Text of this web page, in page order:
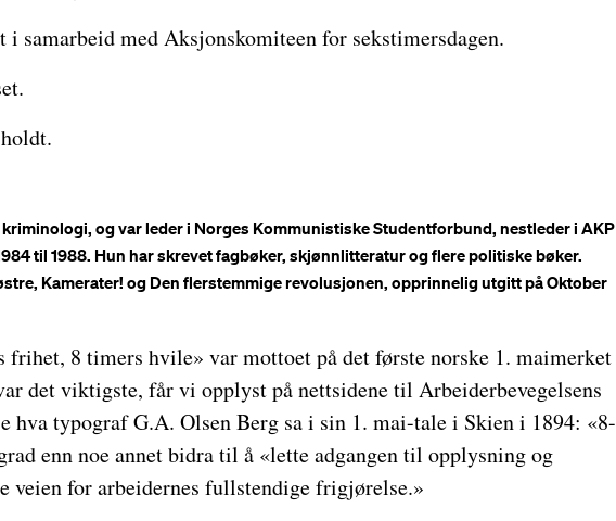
samarbeid med Aksjonskomiteen for sekstimersdagen.
og var leder i Norges Kommunistiske Studentforbund, nestleder i AKP
til 1988. Hun har skrevet fagbøker, skjønnlitteratur og flere politiske bøker.
Kamerater! og Den flerstemmige revolusjonen, opprinnelig utgitt på Oktober
frihet, 8 timers hvile» var mottoet på det første norske 1. maimerket
det viktigste, får vi opplyst på nettsidene til Arbeiderbevegelsens
hva typograf G.A. Olsen Berg sa i sin 1. mai-tale i Skien i 1894: «8-
enn noe annet bidra til å «lette adgangen til opplysning og
veien for arbeidernes fullstendige frigjørelse.»